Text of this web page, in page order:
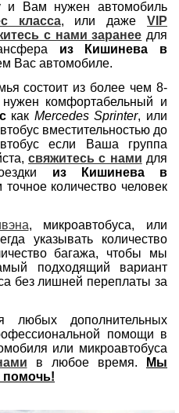
и Вам нужен автомобиль
класса, или дажеVIP
с нами заранее для
из Кишинева в
Вас автомобиле.
состоит из более чем 8-
комфортабельный и
как Mercedes Sprinter, или
вместительностью до
если Ваша группа
свяжитесь с нами для
из Кишинева в
количество человек
, микроавтобуса, или
указывать количество
багажа, чтобы мы
подходящий вариант
без лишней переплаты за
любых дополнительных
помощи в
или микроавтобуса
в любое время.
Мы